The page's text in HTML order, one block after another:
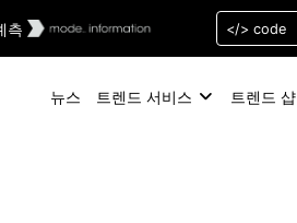
측
뉴스 트렌드 서비스 트렌드 샵